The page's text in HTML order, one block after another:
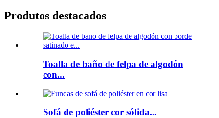
Produtos destacados
Toalla de baño de felpa de algodón
con...
Sofá de poliéster cor sólida...